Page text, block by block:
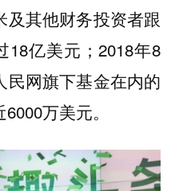
及其他财务投资者跟
亿美元；2018年8
民网旗下基金在内的
万美元。